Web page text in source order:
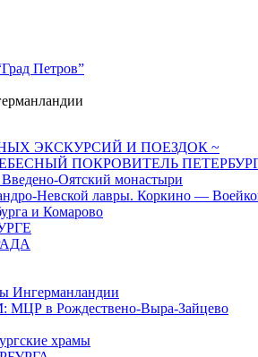
Петров”
ЭКСКУРСИЙ И ПОЕЗДОК ~
ПОКРОВИТЕЛЬ
Оятский монастыри
Невской лавры. Коркино —
и Комарово
Ингерманландии
в Рождествено-Выра-Зайцево
храмы